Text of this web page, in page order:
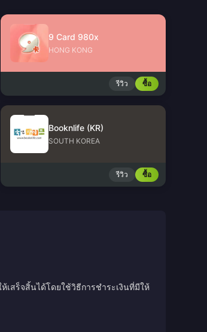
9 Card 980x
HONG KONG
รีวิว ซื้อ
Booknlife (KR)
SOUTH KOREA
รีวิว ซื้อ
สร็จสิ้นได้โดยใช้วิธีการชำระเงินที่มีให้